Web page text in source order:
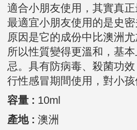
適合小朋友使用，其實真
最適宜小朋友使用的是史
原因是它的成份中比澳洲尤
所以性質變得更溫和，基
忌。具有防病毒、殺菌功
行性感冒期間使用，對小孩
容量 : 10ml
產地 : 澳洲